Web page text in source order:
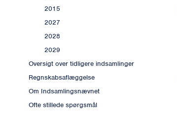
2015
2027
2028
2029
Oversigt over tidligere indsamlinger
Regnskabsaflæggelse
Om Indsamlingsnævnet
Ofte stillede spørgsmål